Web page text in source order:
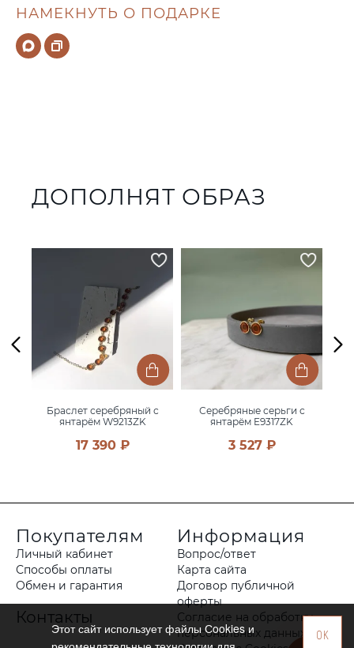
НАМЕКНУТЬ О ПОДАРКЕ
ДОПОЛНЯТ ОБРАЗ
Браслет серебряный с
янтарём W9213ZK
17 390 ₽
Серебряные серьги с
янтарём E9317ZK
3 527 ₽
Покупателям
Личный кабинет
Способы оплаты
Обмен и гарантия
Контакты
Информация
Вопрос/ответ
Карта сайта
Договор публичной
оферты
Согласие на обработку
персональных данных
OK
Этот сайт использует файлы Сookies и